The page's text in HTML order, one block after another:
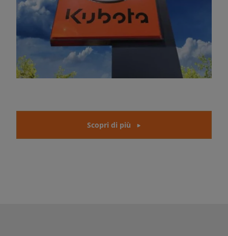
Scopri di più